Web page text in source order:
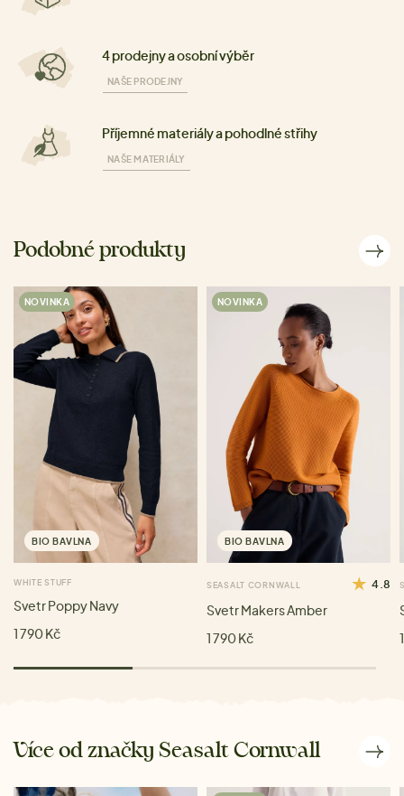
4 prodejny a osobní výběr
NAŠE PRODEJNY
Příjemné materiály a pohodlné střihy
NAŠE MATERIÁLY
Podobné produkty
NOVINKA
BIO BAVLNA
WHITE STUFF
Svetr Poppy Navy
1 790 Kč
NOVINKA
BIO BAVLNA
SEASALT CORNWALL 4.8
Svetr Makers Amber
1 790 Kč
Více od značky Seasalt Cornwall